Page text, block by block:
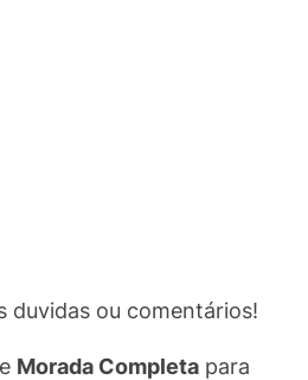
duvidas ou comentários!
e Morada Completa para